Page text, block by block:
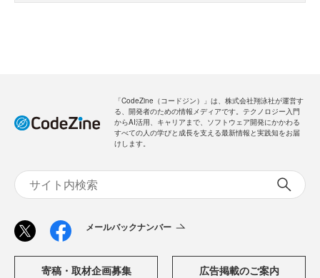
「CodeZine（コードジン）」は、株式会社翔泳社が運営す
る、開発者のための情報メディアです。テクノロジー入門
からAI活用、キャリアまで、ソフトウェア開発にかかわる
すべての人の学びと成長を支える最新情報と実践知をお届
けします。
メールバックナンバー
寄稿・取材企画募集 広告掲載のご案内